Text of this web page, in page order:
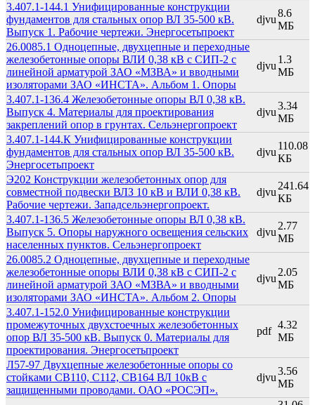
3.407.1-144.1 Унифицированные конструкции
фундаментов для стальных опор ВЛ 35-500 кВ.
Выпуск 1. Рабочие чертежи. Энергосетьпроект
djvu
8.6
МБ
26.0085.1 Одноцепные, двухцепные и переходные
железобетонные опоры ВЛИ 0,38 кВ с СИП-2 с
линейной арматурой ЗАО «МЗВА» и вводными
изоляторами ЗАО «ИНСТА». Альбом 1. Опоры
djvu
1.3
МБ
3.407.1-136.4 Железобетонные опоры ВЛ 0,38 кВ.
Выпуск 4. Материалы для проектирования
закреплений опор в грунтах. Сельэнергопроект
djvu
3.34
МБ
3.407.1-144.К Унифицированные конструкции
фундаментов для стальных опор ВЛ 35-500 кВ.
Энергосетьпроект
djvu
110.08
КБ
Э202 Конструкции железобетонных опор для
совместной подвески ВЛЗ 10 кВ и ВЛИ 0,38 кВ.
Рабочие чертежи. Западсельэнергопроект.
djvu
241.64
КБ
3.407.1-136.5 Железобетонные опоры ВЛ 0,38 кВ.
Выпуск 5. Опоры наружного освещения сельских
населенных пунктов. Сельэнергопроект
djvu
2.77
МБ
26.0085.2 Одноцепные, двухцепные и переходные
железобетонные опоры ВЛИ 0,38 кВ с СИП-2 с
линейной арматурой ЗАО «МЗВА» и вводными
изоляторами ЗАО «ИНСТА». Альбом 2. Опоры
djvu
2.05
МБ
3.407.1-152.0 Унифицированные конструкции
промежуточных двухстоечных железобетонных
опор ВЛ 35-500 кВ. Выпуск 0. Материалы для
проектирования. Энергосетьпроект
pdf
4.32
МБ
Л57-97 Двухцепные железобетонные опоры со
стойками СВ110, С112, СВ164 ВЛ 10кВ с
защищенными проводами. ОАО «РОСЭП».
djvu
3.56
МБ